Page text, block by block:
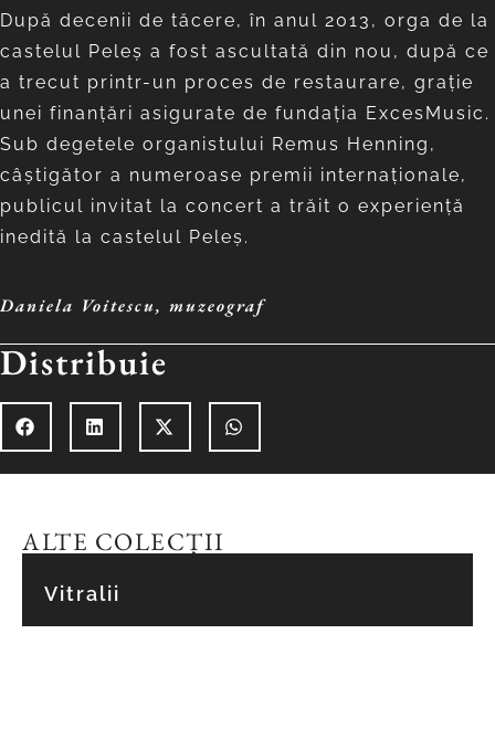
După decenii de tăcere, în anul 2013, orga de la
castelul Peleş a fost ascultată din nou, după ce
a trecut printr-un proces de restaurare, graţie
unei finanţări asigurate de fundaţia ExcesMusic.
Sub degetele organistului Remus Henning,
câştigător a numeroase premii internaţionale,
publicul invitat la concert a trăit o experienţă
inedită la castelul Peleş.
Daniela Voitescu, muzeograf
Distribuie
ALTE COLECȚII
Vitralii